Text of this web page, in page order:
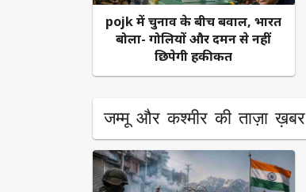
pojk में चुनाव के बीच बवाल, भारत
बोला- गोलियों और दमन से नहीं
छिपेगी हकीकत
जम्मू और कश्मीर की ताज़ा ख़बर